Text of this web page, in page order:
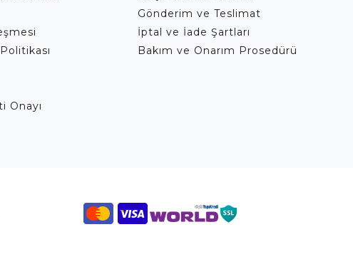
Onayı
Gönderim ve Teslimat
İptal ve İade Şartları
Bakım ve Onarım Prosedürü